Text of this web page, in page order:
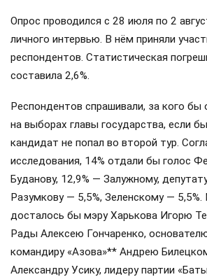
Опрос проводился с 28 июля по 2
личного интервью. В нём приняли
респондентов. Статистическая
составила 2,6%.
Респондентов спрашивали, за кого бы
на выборах главы государства, если
кандидат не попал во второй тур.
исследования, 14% отдали бы голос
Буданову, 12,9% — Залужному,
Разумкову — 5,5%, Зеленскому — 5,5%.
досталось бы мэру Харькова Игорю
Рады Алексею Гончаренко,
командиру «Азова»** Андрею
Александру Усику, лидеру партии